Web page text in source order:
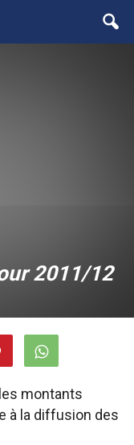
2011/12
montants
à la diffusion des